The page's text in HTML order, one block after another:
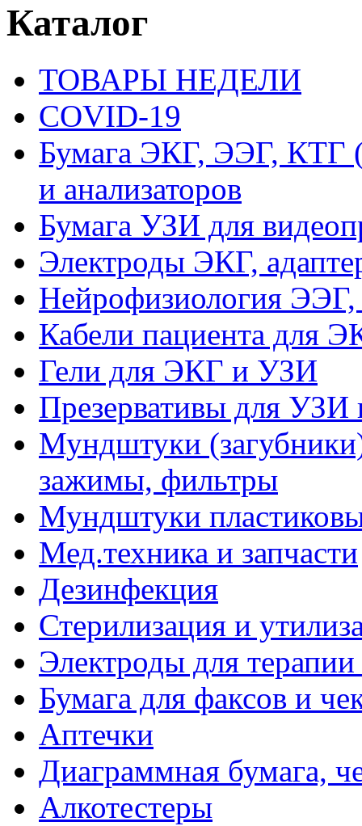
Каталог
ТОВАРЫ НЕДЕЛИ
COVID-19
Бумага ЭКГ, ЭЭГ, КТГ
и анализаторов
Бумага УЗИ для
Электроды ЭКГ,
Нейрофизиология
Кабели пациента для
Гели для ЭКГ и УЗИ
Презервативы для УЗИ
Мундштуки
зажимы, фильтры
Мундштуки
Мед.техника и запчасти
Дезинфекция
Стерилизация и
Электроды для
Бумага для факсов и
Аптечки
Диаграммная бумага,
Алкотестеры